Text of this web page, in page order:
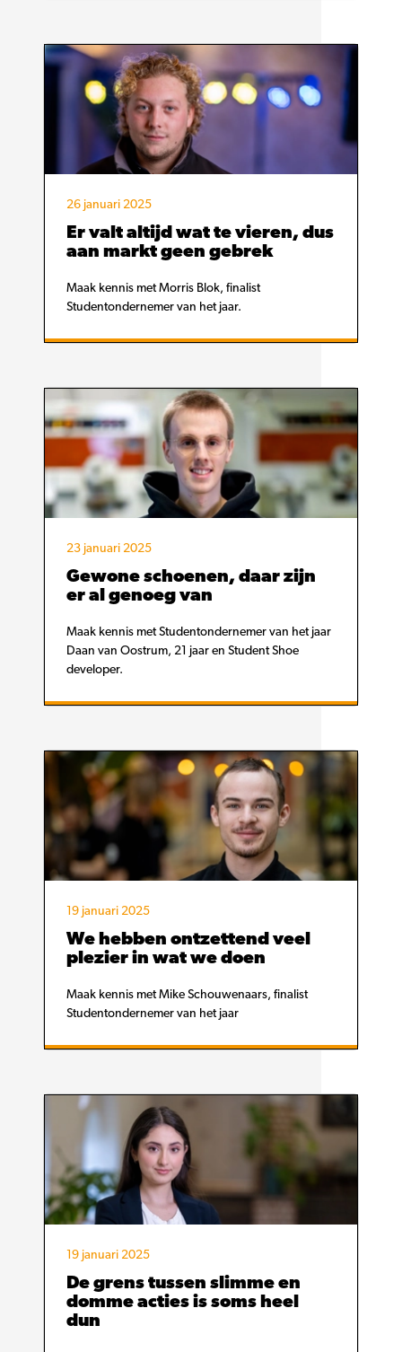
26 januari 2025
Er valt altijd wat te vieren, dus
aan markt geen gebrek
Maak kennis met Morris Blok, finalist
Studentondernemer van het jaar.
23 januari 2025
Gewone schoenen, daar zijn
er al genoeg van
Maak kennis met Studentondernemer van het jaar
Daan van Oostrum, 21 jaar en Student Shoe
developer.
19 januari 2025
We hebben ontzettend veel
plezier in wat we doen
Maak kennis met Mike Schouwenaars, finalist
Studentondernemer van het jaar
19 januari 2025
De grens tussen slimme en
domme acties is soms heel
dun